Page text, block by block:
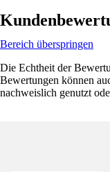
Bereich überspringen
Die Echtheit der
Bewertungen können
nachweislich genutzt